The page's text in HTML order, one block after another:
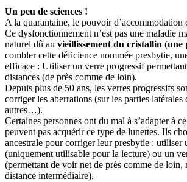
Un peu de sciences !
A la quarantaine, le pouvoir
Ce dysfonctionnement n’est pas une maladie
naturel dû au vieillissement du cristallin (une
combler cette déficience nommée presbytie,
efficace : Utiliser un verre progressif
distances (de près comme de loin).
Depuis plus de 50 ans, les verres progressifs
corriger les aberrations (sur les parties latérales
autres…).
Certaines personnes ont du mal à s’adapter à
peuvent pas acquérir ce type de lunettes. Ils
ancestrale pour corriger leur presbytie : utiliser
(uniquement utilisable pour la lecture) ou un
(permettant de voir net de près comme de loin,
distance intermédiaire).